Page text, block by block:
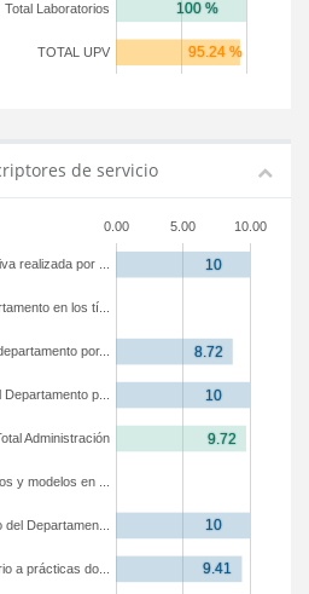
TOTAL UPV
Total Laboratorios
de servicio
0.00 5.00 10.00
a prácticas do...
Departamen...
y modelos en ...
Administración
p...
por...
en los tí...
realizada por ...